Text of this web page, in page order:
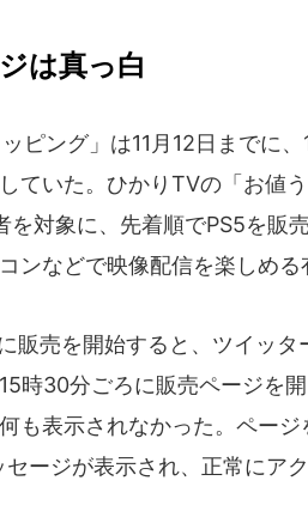
は真っ白
ピング」は11月12日までに
ていた。ひかりTVの「お値
を対象に、先着順でPS5を販
ンなどで映像配信を楽しめる
販売を開始すると、ツイッ
時30分ごろに販売ページを
も表示されなかった。ペー
ージが表示され、正常にア